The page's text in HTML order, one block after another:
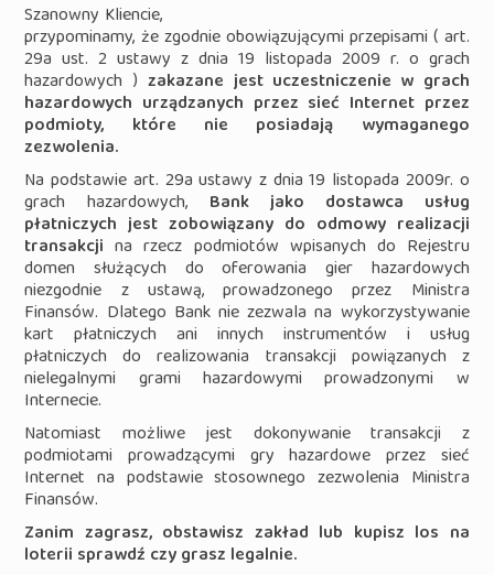
Szanowny Kliencie,
przypominamy, że zgodnie obowiązującymi przepisami ( art.
29a ust. 2 ustawy z dnia 19 listopada 2009 r. o grach
hazardowych )zakazane jest uczestniczenie w grach
hazardowych urządzanych przez sieć Internet przez
podmioty, które nie posiadają wymaganego
zezwolenia.
Na podstawie art. 29a ustawy z dnia 19 listopada 2009r. o
grach hazardowych, Bank jako dostawca usług
płatniczych jest zobowiązany do odmowy realizacji
transakcji na rzecz podmiotów wpisanych do Rejestru
domen służących do oferowania gier hazardowych
niezgodnie z ustawą, prowadzonego przez Ministra
Finansów. Dlatego Bank nie zezwala na wykorzystywanie
kart płatniczych ani innych instrumentów i usług
płatniczych do realizowania transakcji powiązanych z
nielegalnymi grami hazardowymi prowadzonymi w
Internecie.
Natomiast możliwe jest dokonywanie transakcji z
podmiotami prowadzącymi gry hazardowe przez sieć
Internet na podstawie stosownego zezwolenia Ministra
Finansów.
Zanim zagrasz, obstawisz zakład lub kupisz los na
loterii sprawdź czy grasz legalnie.